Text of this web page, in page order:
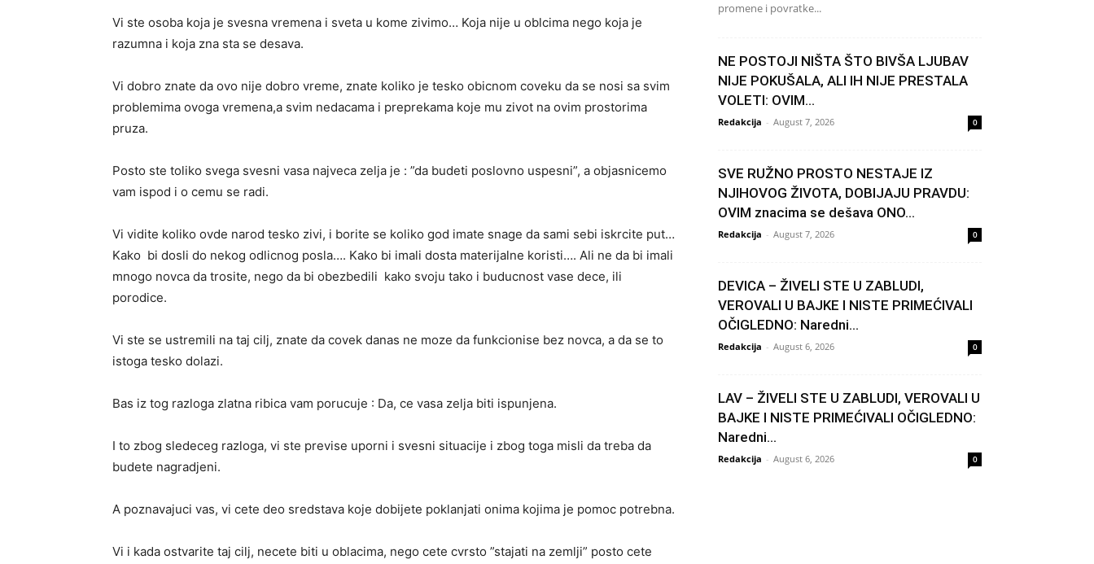
Vi ste osoba koja je svesna vremena i sveta u kome zivimo… Koja nije u oblcima nego koja je
razumna i koja zna sta se desava.
Vi dobro znate da ovo nije dobro vreme, znate koliko je tesko obicnom coveku da se nosi sa svim
problemima ovoga vremena,a svim nedacama i preprekama koje mu zivot na ovim prostorima
pruza.
Posto ste toliko svega svesni vasa najveca zelja je : ”da budeti poslovno uspesni”, a objasnicemo
vam ispod i o cemu se radi.
Vi vidite koliko ovde narod tesko zivi, i borite se koliko god imate snage da sami sebi iskrcite put…
Kako bi dosli do nekog odlicnog posla…. Kako bi imali dosta materijalne koristi…. Ali ne da bi imali
mnogo novca da trosite, nego da bi obezbedili kako svoju tako i buducnost vase dece, ili
porodice.
Vi ste se ustremili na taj cilj, znate da covek danas ne moze da funkcionise bez novca, a da se to
istoga tesko dolazi.
Bas iz tog razloga zlatna ribica vam porucuje : Da, ce vasa zelja biti ispunjena.
I to zbog sledeceg razloga, vi ste previse uporni i svesni situacije i zbog toga misli da treba da
budete nagradjeni.
A poznavajuci vas, vi cete deo sredstava koje dobijete poklanjati onima kojima je pomoc potrebna.
Vi i kada ostvarite taj cilj, necete biti u oblacima, nego cete cvrsto ”stajati na zemlji” posto cete
promene i povratke...
NE POSTOJI NIŠTA ŠTO BIVŠA LJUBAV
NIJE POKUŠALA, ALI IH NIJE PRESTALA
VOLETI: OVIM...
Redakcija - August 7, 2026 0
SVE RUŽNO PROSTO NESTAJE IZ
NJIHOVOG ŽIVOTA, DOBIJAJU PRAVDU:
OVIM znacima se dešava ONO...
Redakcija - August 7, 2026 0
DEVICA – ŽIVELI STE U ZABLUDI,
VEROVALI U BAJKE I NISTE PRIMEĆIVALI
OČIGLEDNO: Naredni...
Redakcija - August 6, 2026 0
LAV – ŽIVELI STE U ZABLUDI, VEROVALI U
BAJKE I NISTE PRIMEĆIVALI OČIGLEDNO:
Naredni...
Redakcija - August 6, 2026 0